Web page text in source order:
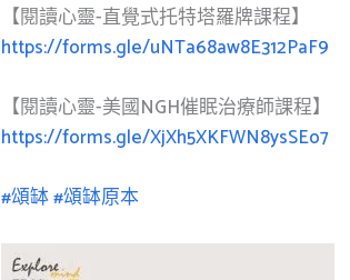
【閱讀心靈-直覺式托特塔羅牌課程】
https://forms.gle/uNTa68aw8E312PaF9
【閱讀心靈-美國NGH催眠治療師課程】
https://forms.gle/XjXh5XKFWN8ysSEo7
#頌缽#頌缽原本